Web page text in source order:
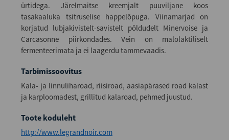
ürtidega. Järelmaitse kreemjalt puuviljane koos
tasakaaluka tsitruselise happelõpuga. Viinamarjad on
korjatud lubjakivistelt-savistelt põldudelt Minervoise ja
Carcasonne piirkondades. Vein on malolaktiliselt
fermenteerimata ja ei laagerdu tammevaadis.
Tarbimissoovitus
Kala- ja linnuliharoad, riisiroad, aasiapärased road kalast
ja karploomadest, grillitud kalaroad, pehmed juustud.
Toote koduleht
http://www.legrandnoir.com